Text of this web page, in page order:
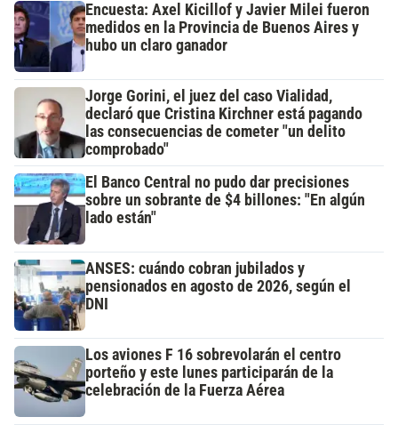
Encuesta: Axel Kicillof y Javier Milei fueron
medidos en la Provincia de Buenos Aires y
hubo un claro ganador
Jorge Gorini, el juez del caso Vialidad,
declaró que Cristina Kirchner está pagando
las consecuencias de cometer "un delito
comprobado"
El Banco Central no pudo dar precisiones
sobre un sobrante de $4 billones: "En algún
lado están"
ANSES: cuándo cobran jubilados y
pensionados en agosto de 2026, según el
DNI
Los aviones F 16 sobrevolarán el centro
porteño y este lunes participarán de la
celebración de la Fuerza Aérea